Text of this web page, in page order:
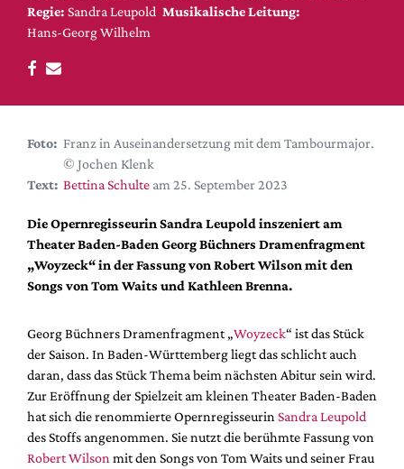
DdB-map
Kalender
Premierensuche
Festival-Planer
Hefte
Alle Hefte
Leseproben
Podcast
Service
Shop / Abo
Newsletter
Redaktion
Autor:innen
Partner
Mediadaten
Suche
Regie: Sandra Leupold Musikalische Leitung:
Hans-Georg Wilhelm
Foto: Franz in Auseinandersetzung mit dem Tambourmajor.
© Jochen Klenk
Text: Bettina Schulte am 25. September 2023
Die Opernregisseurin Sandra Leupold inszeniert am
Theater Baden-Baden Georg Büchners Dramenfragment
„Woyzeck“ in der Fassung von Robert Wilson mit den
Songs von Tom Waits und Kathleen Brenna.
Georg Büchners Dramenfragment „Woyzeck“ ist das Stück
der Saison. In Baden-Württemberg liegt das schlicht auch
daran, dass das Stück Thema beim nächsten Abitur sein wird.
Zur Eröffnung der Spielzeit am kleinen Theater Baden-Baden
hat sich die renommierte Opernregisseurin Sandra Leupold
des Stoffs angenommen. Sie nutzt die berühmte Fassung von
Robert Wilson mit den Songs von Tom Waits und seiner Frau